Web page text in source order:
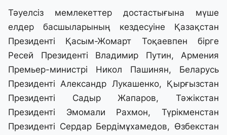
Тәуелсіз мемлекеттер достастығына мүше
елдер басшыларының кездесуіне Қазақстан
Президенті Қасым-Жомарт Тоқаевпен бірге
Ресей Президенті Владимир Путин, Армения
Премьер-министрі Никол Пашинян, Беларусь
Президенті Александр Лукашенко, Қырғызстан
Президенті Садыр Жапаров, Тәжікстан
Президенті Эмомали Рахмон, Түрікменстан
Президенті Сердар Бердімұхамедов, Өзбекстан